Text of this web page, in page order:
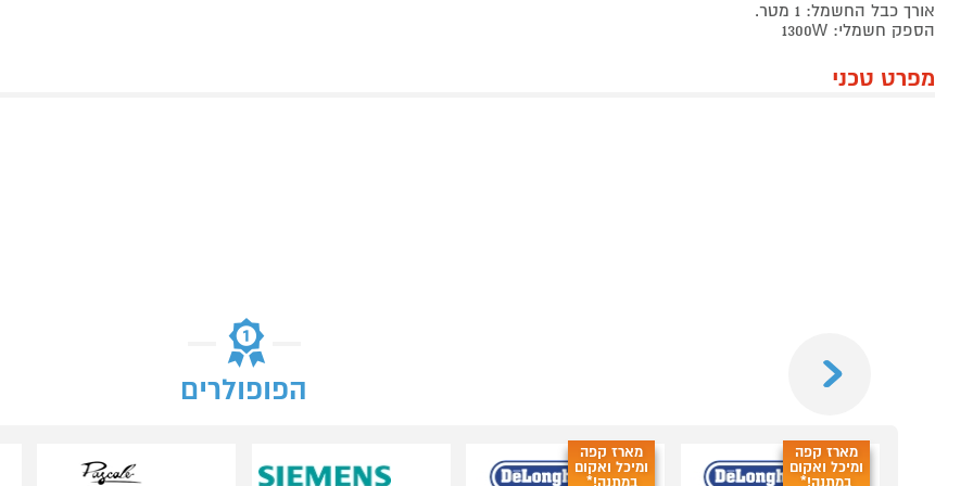
אורך כבל החשמל: 1 מטר.
הספק חשמלי: 1300W
מפרט טכני
הפופולרים
מארז קפה
ומיכל ואקום
מארז קפה
ומיכל ואקום